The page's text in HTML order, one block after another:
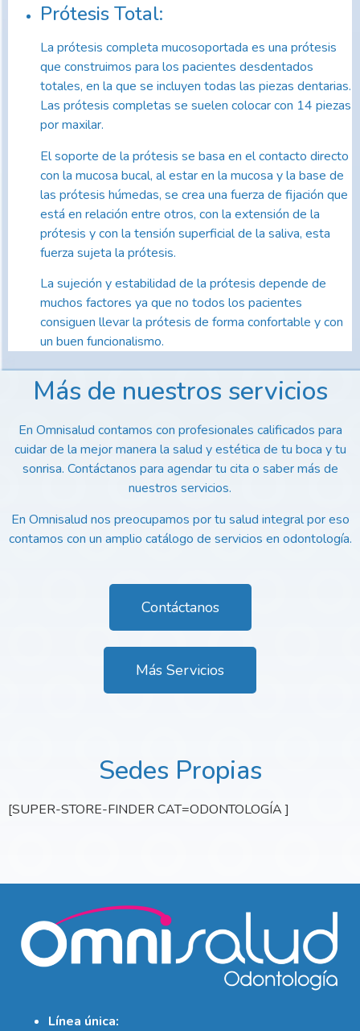
Prótesis Total:
La prótesis completa mucosoportada es una prótesis
que construimos para los pacientes desdentados
totales, en la que se incluyen todas las piezas dentarias.
Las prótesis completas se suelen colocar con 14 piezas
por maxilar.
El soporte de la prótesis se basa en el contacto directo
con la mucosa bucal, al estar en la mucosa y la base de
las prótesis húmedas, se crea una fuerza de fijación que
está en relación entre otros, con la extensión de la
prótesis y con la tensión superficial de la saliva, esta
fuerza sujeta la prótesis.
La sujeción y estabilidad de la prótesis depende de
muchos factores ya que no todos los pacientes
consiguen llevar la prótesis de forma confortable y con
un buen funcionalismo.
Más de nuestros servicios
En Omnisalud contamos con profesionales calificados para
cuidar de la mejor manera la salud y estética de tu boca y tu
sonrisa. Contáctanos para agendar tu cita o saber más de
nuestros servicios.
En Omnisalud nos preocupamos por tu salud integral por eso
contamos con un amplio catálogo de servicios en odontología.
Contáctanos
Más Servicios
Sedes Propias
[SUPER-STORE-FINDER CAT=ODONTOLOGÍA ]
Línea única: